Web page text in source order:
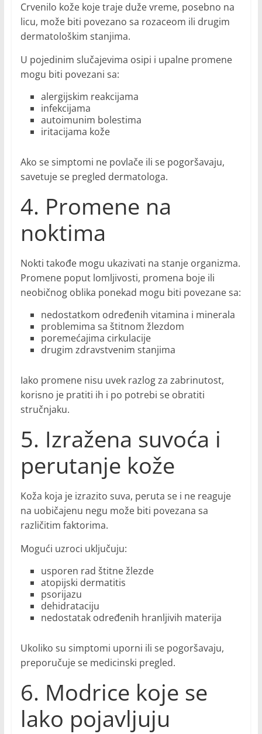
Crvenilo kože koje traje duže vreme, posebno na
licu, može biti povezano sa rozaceom ili drugim
dermatološkim stanjima.
U pojedinim slučajevima osipi i upalne promene
mogu biti povezani sa:
alergijskim reakcijama
infekcijama
autoimunim bolestima
iritacijama kože
Ako se simptomi ne povlače ili se pogoršavaju,
savetuje se pregled dermatologa.
4. Promene na
noktima
Nokti takođe mogu ukazivati na stanje organizma.
Promene poput lomljivosti, promena boje ili
neobičnog oblika ponekad mogu biti povezane sa:
nedostatkom određenih vitamina i minerala
problemima sa štitnom žlezdom
poremećajima cirkulacije
drugim zdravstvenim stanjima
Iako promene nisu uvek razlog za zabrinutost,
korisno je pratiti ih i po potrebi se obratiti
stručnjaku.
5. Izražena suvoća i
perutanje kože
Koža koja je izrazito suva, peruta se i ne reaguje
na uobičajenu negu može biti povezana sa
različitim faktorima.
Mogući uzroci uključuju:
usporen rad štitne žlezde
atopijski dermatitis
psorijazu
dehidrataciju
nedostatak određenih hranljivih materija
Ukoliko su simptomi uporni ili se pogoršavaju,
preporučuje se medicinski pregled.
6. Modrice koje se
lako pojavljuju